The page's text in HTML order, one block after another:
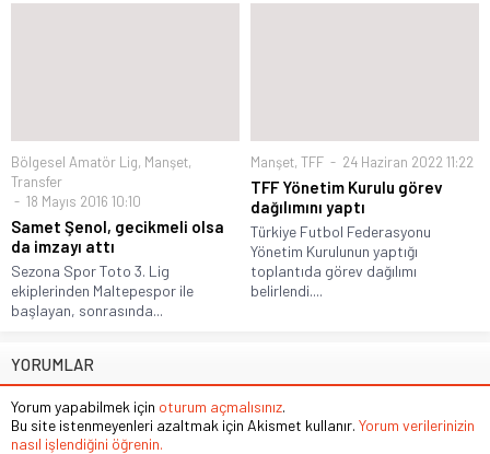
Bölgesel Amatör Lig, Manşet,
Transfer
18 Mayıs 2016 10:10
Samet Şenol, gecikmeli olsa
da imzayı attı
Sezona Spor Toto 3. Lig
ekiplerinden Maltepespor ile
başlayan, sonrasında...
Manşet, TFF 24 Haziran 2022 11:22
TFF Yönetim Kurulu görev
dağılımını yaptı
Türkiye Futbol Federasyonu
Yönetim Kurulunun yaptığı
toplantıda görev dağılımı
belirlendi....
YORUMLAR
Yorum yapabilmek için oturum açmalısınız.
Bu site istenmeyenleri azaltmak için Akismet kullanır. Yorum verilerinizin
nasıl işlendiğini öğrenin.